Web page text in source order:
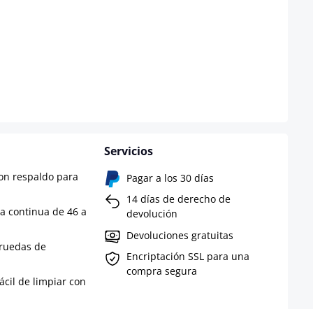
respaldo para
continua de 46 a
de
de limpiar con
Servicios
Pagar a los 30 días
14 días de derecho de
devolución
Devoluciones gratuitas
Encriptación SSL para una
compra segura